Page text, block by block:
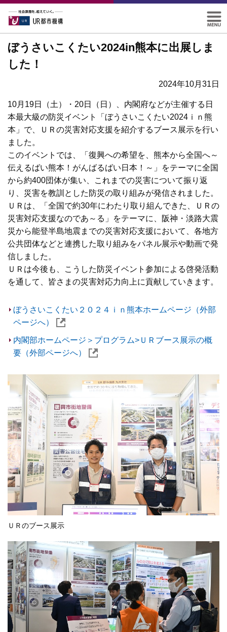
ぼうさいこくたい2024in熊本に出展しま
した！
2024年10月31日
10月19日（土）・20日（日）、内閣府などが主催する日
本最大級の防災イベント「ぼうさいこくたい2024ｉｎ熊
本」で、ＵＲの災害対応支援を紹介するブース展示を行い
ました。
このイベントでは、「復興への希望を、熊本から全国へ～
伝えるばい熊本！がんばるばい日本！～」をテーマに全国
から約400団体が集い、これまでの災害について振り返
り、災害を教訓とした防災の取り組みが発信されました。
ＵＲは、「全国で約30年にわたり取り組んできた、ＵＲの
災害対応支援なのであ～る」をテーマに、阪神・淡路大震
災から能登半島地震までの災害対応支援において、各地方
公共団体などと連携した取り組みをパネル展示や動画で発
信しました。
ＵＲは今後も、こうした防災イベント参加による啓発活動
を通して、皆さまの災害対応力向上に貢献していきます。
ぼうさいこくたい２０２４ｉｎ熊本ホームページ（外部
ページへ）
内閣部ホームページ＞プログラム>ＵＲブース展示の概
要（外部ページへ）
ＵＲのブース展示